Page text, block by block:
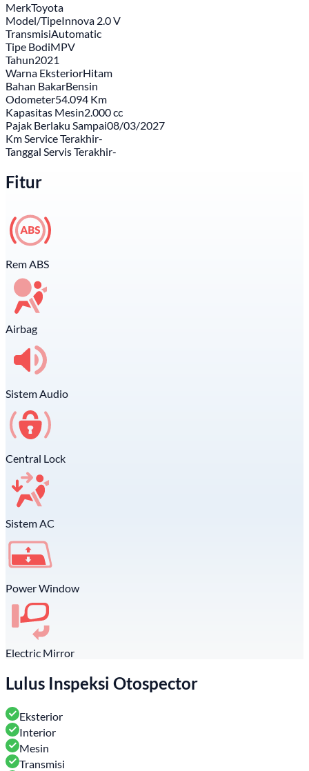
MerkToyota
Model/TipeInnova 2.0 V
TransmisiAutomatic
Tipe BodiMPV
Tahun2021
Warna EksteriorHitam
Bahan BakarBensin
Odometer54.094 Km
Kapasitas Mesin2.000 cc
Pajak Berlaku Sampai08/03/2027
Km Service Terakhir-
Tanggal Servis Terakhir-
Fitur
Rem ABS
Airbag
Sistem Audio
Central Lock
Sistem AC
Power Window
Electric Mirror
Lulus Inspeksi Otospector
Eksterior
Interior
Mesin
Transmisi